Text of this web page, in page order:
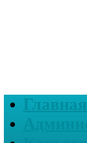
Главная